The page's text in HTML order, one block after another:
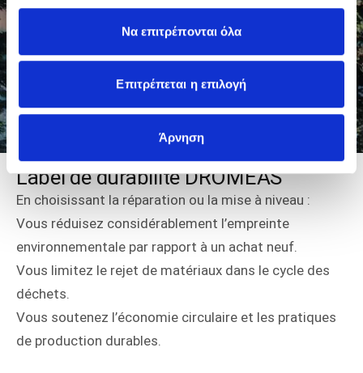
Να επιτρέπονται όλα
Επιτρέπεται η επιλογή
Άρνηση
Label de durabilité DROMEAS
En choisissant la réparation ou la mise à niveau :
Vous réduisez considérablement l’empreinte
environnementale par rapport à un achat neuf.
Vous limitez le rejet de matériaux dans le cycle des
déchets.
Vous soutenez l’économie circulaire et les pratiques
de production durables.